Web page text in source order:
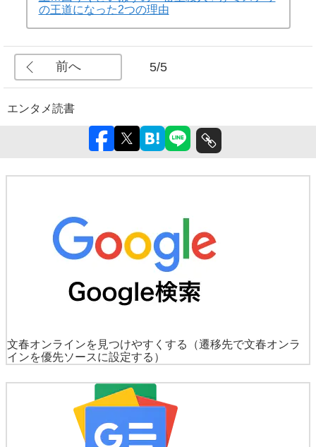
の王道になった2つの理由
前へ 5/5
エンタメ読書
文春オンラインを見つけやすくする
（遷移先で文春オンラ
インを優先ソースに設定する）